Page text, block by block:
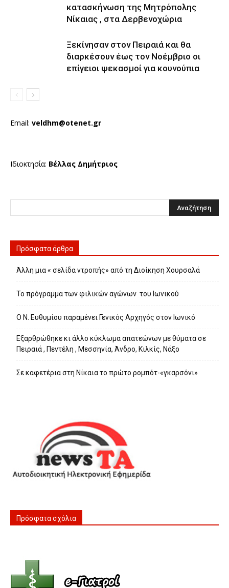
κατασκήνωση της Μητρόπολης
Νίκαιας , στα Δερβενοχώρια
Ξεκίνησαν στον Πειραιά και θα
διαρκέσουν έως τον Νοέμβριο οι
επίγειοι ψεκασμοί για κουνούπια
Email: veldhm@otenet.gr
Ιδιοκτησία: Βέλλας Δημήτριος
Πρόσφατα άρθρα
Άλλη μια « σελίδα ντροπής» από τη Διοίκηση Χουρσαλά
Το πρόγραμμα των φιλικών αγώνων του Ιωνικού
Ο Ν. Ευθυμίου παραμένει Γενικός Αρχηγός στον Ιωνικό
Εξαρθρώθηκε κι άλλο κύκλωμα απατεώνων με θύματα σε
Πειραιά , Πεντέλη , Μεσσηνία, Άνδρο, Κιλκίς, Νάξο
Σε καφετέρια στη Νίκαια το πρώτο ρομπότ-«γκαρσόνι»
Πρόσφατα σχόλια